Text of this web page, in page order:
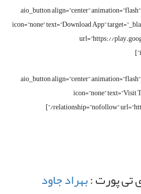
[aio_button align=”center”
icon=”none” text=”Download App”
url=”https://
[aio_button align=”center”
icon=”none” text=”Visit
relationship=”nofollow”
تی پورت :بهراد جاود